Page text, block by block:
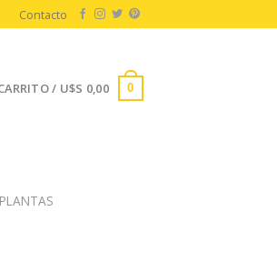
Contacto
/ U$S 0,00 0